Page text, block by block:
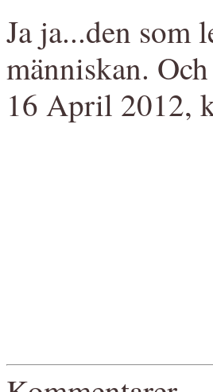
Ja ja...den som
människan.
16 April 2012,